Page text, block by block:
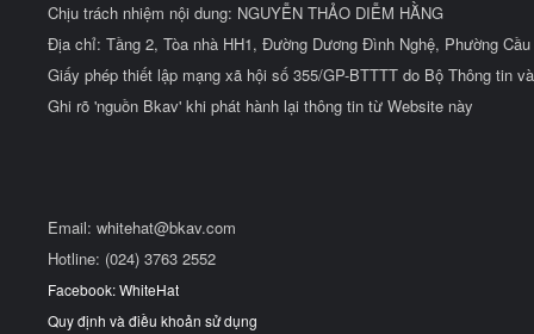
Chịu trách nhiệm nội dung: NGUYỄN THẢO DIỄM HẰNG
Địa chỉ: Tầng 2, Tòa nhà HH1, Đường Dương Đình Nghệ, Phường
Giấy phép thiết lập mạng xã hội số 355/GP-BTTTT do Bộ Thông tin
Ghi rõ 'nguồn Bkav' khi phát hành lại thông tin từ Website này
Email: whitehat@bkav.com
Hotline: (024) 3763 2552
Facebook: WhiteHat
Quy định và điều khoản sử dụng